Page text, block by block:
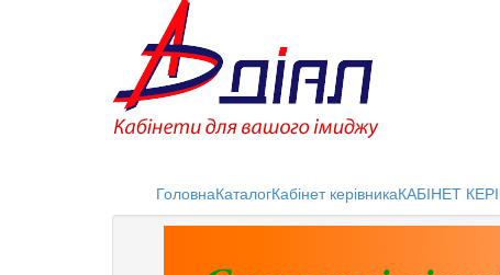
ГоловнаКаталогКабінет керівникаКАБІНЕТ